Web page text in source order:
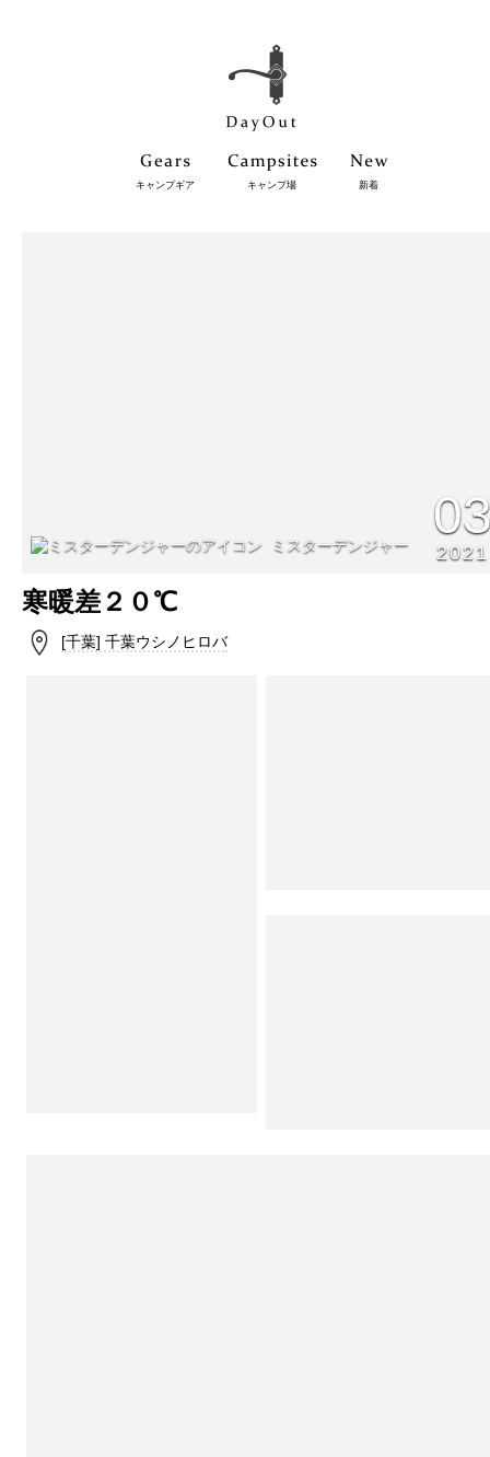
キャンプギア キャンプ場 新着
ミスターデンジャー 2021
寒暖差２０℃
[千葉] 千葉ウシノヒロバ